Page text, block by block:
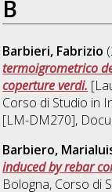
B
Barbieri, Fabrizio
termoigrometrico
coperture verdi.
Corso di Studio in
[LM-DM270],
Barbiero,
induced by rebar
Bologna, Corso di